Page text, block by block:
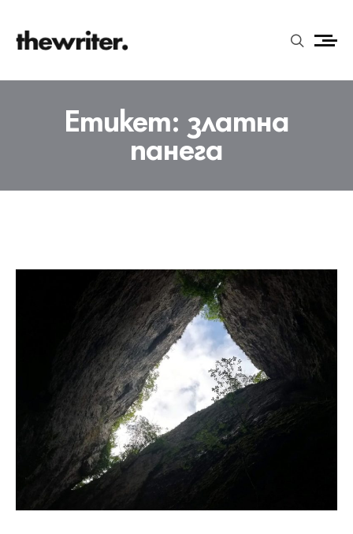
Етикет: златна
панега